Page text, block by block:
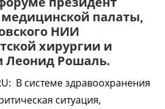
палаты,
НИИ
хирургии и
Леонид Рошаль.
В системе здравоохранения
ситуация,